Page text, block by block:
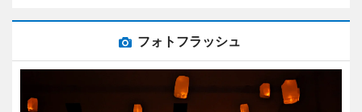
フォトフラッシュ